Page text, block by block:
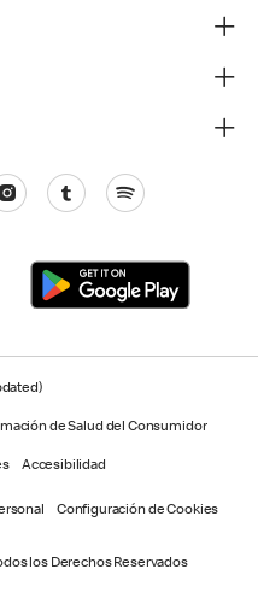
de Salud del Consumidor
Accesibilidad
Configuración de Cookies
los Derechos Reservados